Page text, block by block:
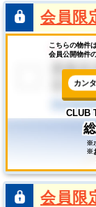
会員限
こちらの物件
会員公開物件
カン
CLUB
※
※
会員限